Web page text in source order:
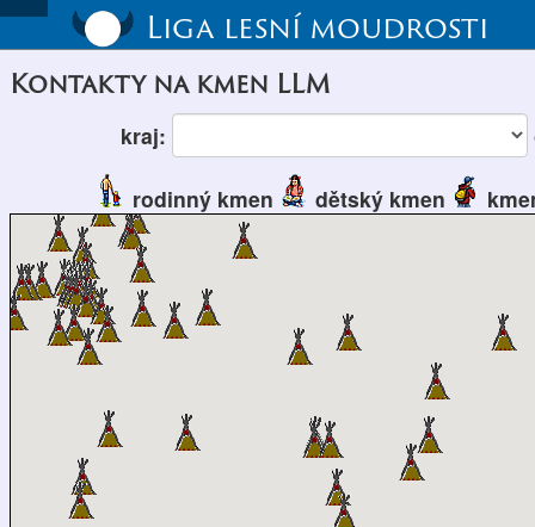
Liga lesní moudrosti
Kontakty na kmen LLM
kraj:
rodinný kmen dětský kmen